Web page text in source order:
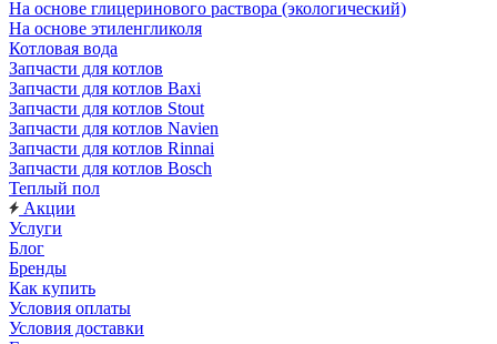
На основе глицеринового раствора (экологический)
На основе этиленгликоля
Котловая вода
Запчасти для котлов
Запчасти для котлов Baxi
Запчасти для котлов Stout
Запчасти для котлов Navien
Запчасти для котлов Rinnai
Запчасти для котлов Bosch
Теплый пол
Акции
Услуги
Блог
Бренды
Как купить
Условия оплаты
Условия доставки